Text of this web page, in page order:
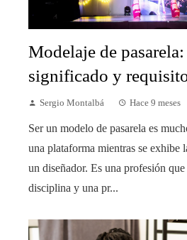
Modelaje de pasarela:
significado y
Sergio Montalbá Hace 9 meses
Ser un modelo de pasarela es
una plataforma mientras se exhibe
un diseñador. Es una profesión
disciplina y una pr...